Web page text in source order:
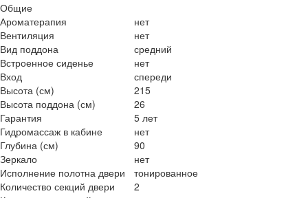
Общие
Ароматерапия
нет
Вентиляция
нет
Вид поддона
средний
Встроенное сиденье
нет
Вход
спереди
Высота (см)
215
Высота поддона (см)
26
Гарантия
5 лет
Гидромассаж в кабине
нет
Глубина (см)
90
Зеркало
нет
Исполнение полотна двери
тонированное
Количество секций двери
2